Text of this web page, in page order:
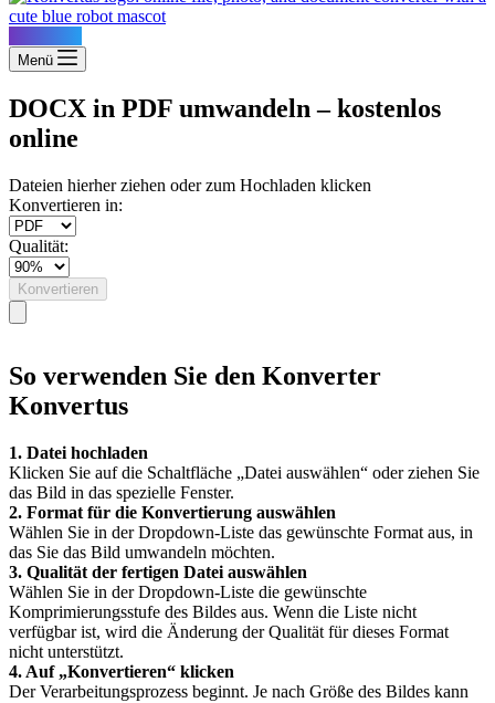
Menü
DOCX in PDF umwandeln – kostenlos
online
Dateien hierher ziehen oder zum Hochladen klicken
Konvertieren in:
Qualität:
Konvertieren
So verwenden Sie den Konverter
Konvertus
1. Datei hochladen
Klicken Sie auf die Schaltfläche „Datei auswählen“ oder ziehen Sie
das Bild in das spezielle Fenster.
2. Format für die Konvertierung auswählen
Wählen Sie in der Dropdown-Liste das gewünschte Format aus, in
das Sie das Bild umwandeln möchten.
3. Qualität der fertigen Datei auswählen
Wählen Sie in der Dropdown-Liste die gewünschte
Komprimierungsstufe des Bildes aus. Wenn die Liste nicht
verfügbar ist, wird die Änderung der Qualität für dieses Format
nicht unterstützt.
4. Auf „Konvertieren“ klicken
Der Verarbeitungsprozess beginnt. Je nach Größe des Bildes kann